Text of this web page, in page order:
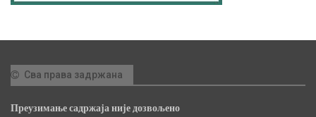
Сва права задржана
Преузимање садржаја није дозвољено